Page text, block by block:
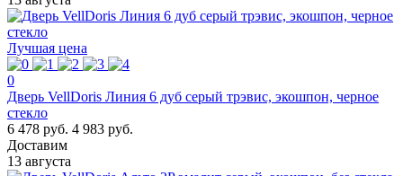
Лучшая цена
0
Дверь VellDoris Линия 6 дуб серый трэвис, экошпон, черное
стекло
6 478 руб. 4 983 руб.
Доставим
13 августа